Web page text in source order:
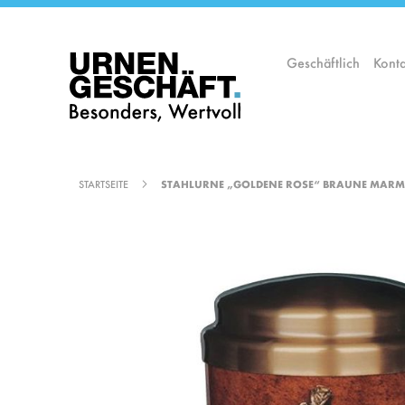
springen
Geschäftlich
STARTSEITE STAHLURNE „GOLDENE ROSE“ BRAUNE